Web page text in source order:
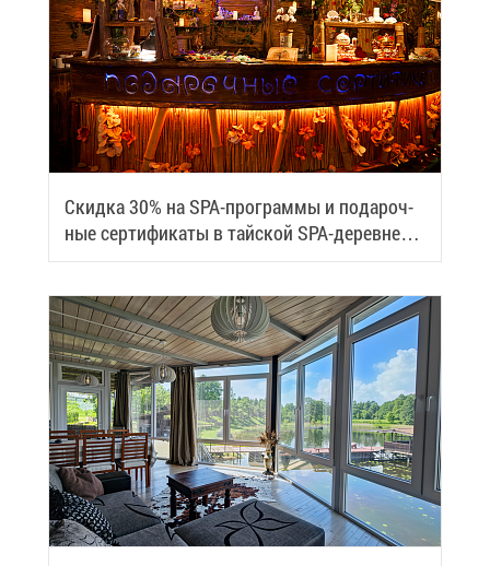
Скид­ка 30% на SPA-про­грам­мы и по­да­роч­
ные сер­ти­фи­ка­ты в тай­ской SPA-де­ревне
Samui